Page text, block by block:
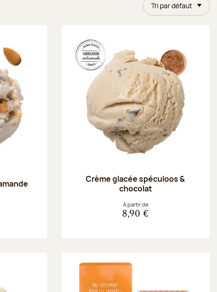
Tri par défaut
Crème glacée spéculoos &
chocolat
À partir de
8,90 €